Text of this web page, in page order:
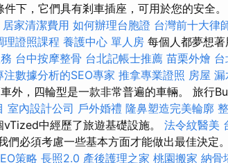
下，它們具有剎車插座，可用於您的安全。
居家清潔費用 如何辦理台胞證 台灣前十大律
理證照課程 養護中心 單人房 每個人都夢想
台中按摩整骨 台北記帳士推薦 苗栗外燴
注數據分析的SEO專家 推拿專業證照 房屋 漏
外，四輪型是一款非常普遍的車輛。 旅行
室內設計公司 戶外婚禮 隆鼻塑造完美輪廓
中經歷了旅遊基礎設施。 法令紋醫美
們必須考慮一些基本方面才能做出最佳決定。
策略 長照2.0 產後護理之家 桃園搬家 納骨